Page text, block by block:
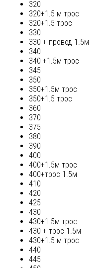
320
320+1.5 м трос
320+1.5 трос
330
330 + провод 1.5м
340
340 +1.5м трос
345
350
350+1.5м трос
350+1.5 трос
360
370
375
380
390
400
400+1.5м трос
400+трос 1.5м
410
420
425
430
430+1.5м трос
430 + трос 1.5м
430+1.5 м трос
440
445